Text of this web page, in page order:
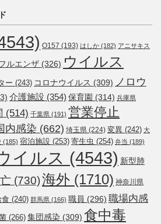
O157 (193) はしか (182) アニサキス
ルエンザ (326) ウイルス
ー (243) コロナウイルス (309) ノロウ
介護施設 (354) 保育園 (314) 兵庫県
(514) 千葉県 (191) 営業停止
内感染 (662) 埼玉県 (224) 変異 (242) 大
(185) 宿泊施設 (253) 寄生虫 (254) 弁当 (189)
イルス (4543) 新型肺
(730)海外 (1710) 神奈川県
食 (240) 群馬県 (166) 職員 (296) 職場内感
(266) 集団感染 (309) 食中毒